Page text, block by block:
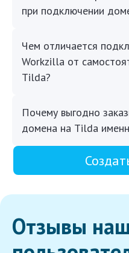
при подключении
Чем отличается
Workzilla от
Tilda?
Почему выгодно
домена на Tilda
Отзывы